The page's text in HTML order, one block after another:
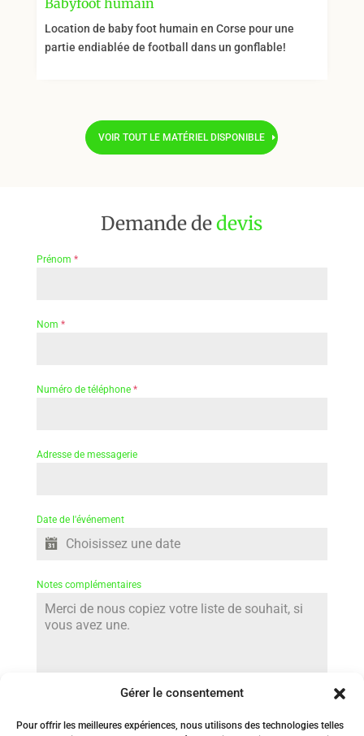
Gérer le consentement
Pour offrir les meilleures expériences, nous utilisons des technologies telles
Location de baby foot humain en Corse pour une
partie endiablée de football dans un gonflable!
VOIR TOUT LE MATÉRIEL DISPONIBLE
Demande dedevis
Prénom *
Nom *
Numéro de téléphone *
Adresse de messagerie
Date de l'événement
Notes complémentaires
0 / 180